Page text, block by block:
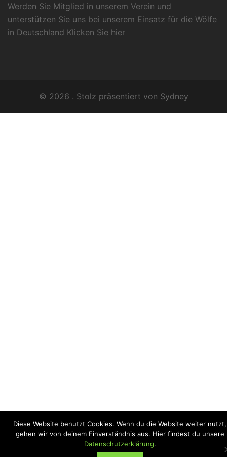
Werden Sie Mitglied in unserem Verein und
unterstützen Sie uns bei unserem Einsatz für die Wölfe
in Deutschland Klicken Sie hier
© 2026 . Stolz präsentiert von Sydney
Diese Website benutzt Cookies. Wenn du die Website weiter nutzt,
gehen wir von deinem Einverständnis aus. Hier findest du unsere
Datenschutzerklärung.